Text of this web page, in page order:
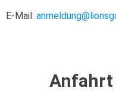
E-Mail:
Anfahrt